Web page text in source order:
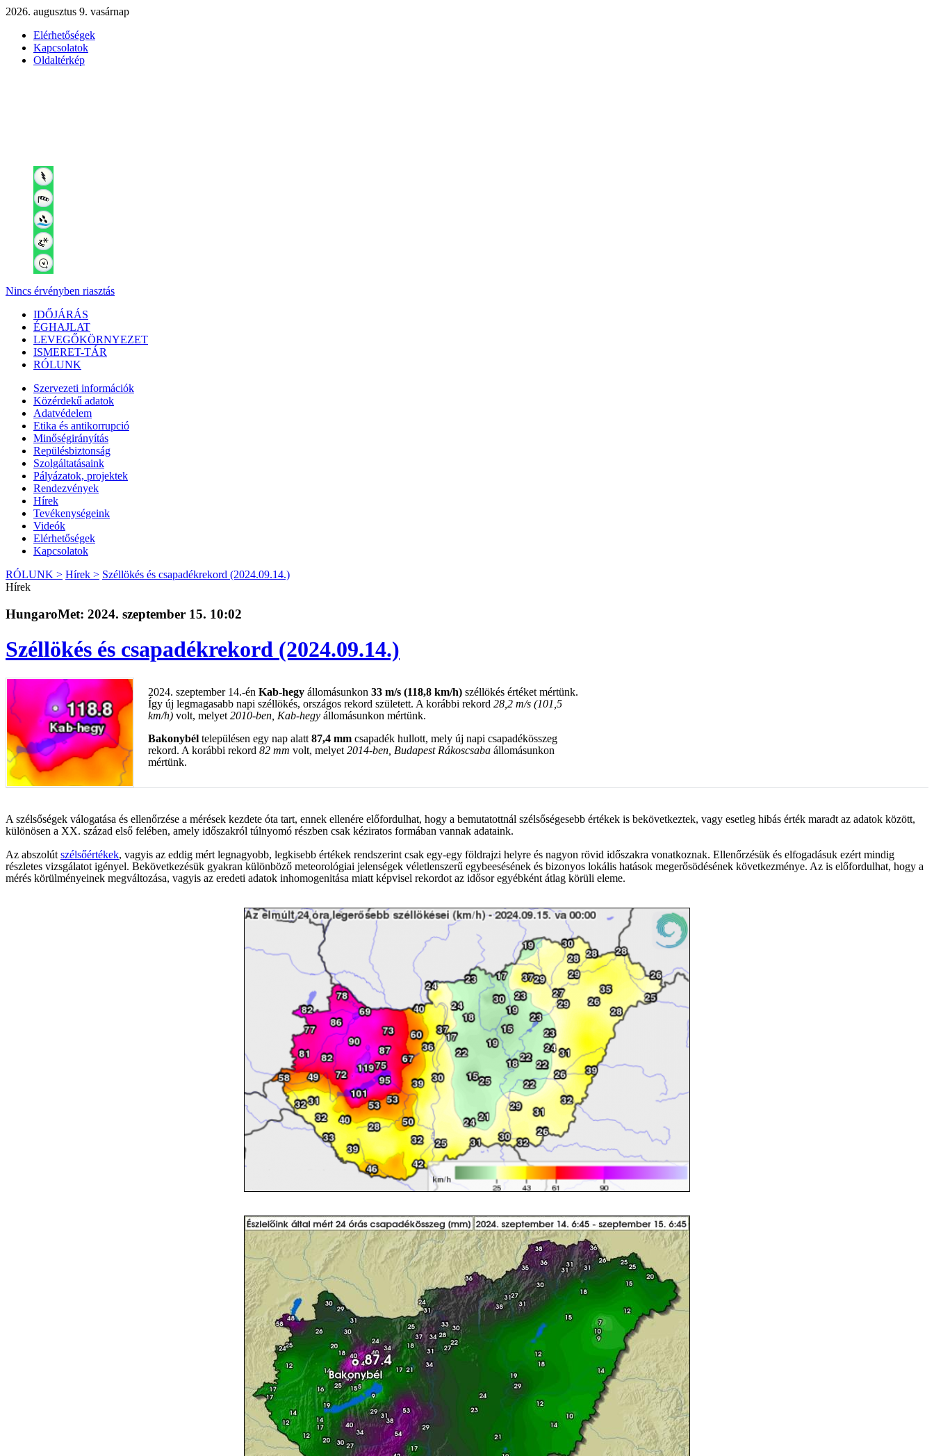
2026. augusztus 9. vasárnap
Elérhetőségek
Kapcsolatok
Oldaltérkép
Nincs érvényben riasztás
IDŐJÁRÁS
ÉGHAJLAT
LEVEGŐKÖRNYEZET
ISMERET-TÁR
RÓLUNK
Szervezeti információk
Közérdekű adatok
Adatvédelem
Etika és antikorrupció
Minőségirányítás
Repülésbiztonság
Szolgáltatásaink
Pályázatok, projektek
Rendezvények
Hírek
Tevékenységeink
Videók
Elérhetőségek
Kapcsolatok
RÓLUNK > Hírek > Széllökés és csapadékrekord (2024.09.14.)
Hírek
HungaroMet: 2024. szeptember 15. 10:02
Széllökés és csapadékrekord (2024.09.14.)
2024. szeptember 14.-én Kab-hegy állomásunkon 33 m/s (118,8 km/h) széllökés értéket mértünk.
Így új legmagasabb napi széllökés, országos rekord született. A korábbi rekord 28,2 m/s (101,5
km/h) volt, melyet 2010-ben, Kab-hegy állomásunkon mértünk.
Bakonybél településen egy nap alatt 87,4 mm csapadék hullott, mely új napi csapadékösszeg
rekord. A korábbi rekord 82 mm volt, melyet 2014-ben, Budapest Rákoscsaba állomásunkon
mértünk.
A szélsőségek válogatása és ellenőrzése a mérések kezdete óta tart, ennek ellenére előfordulhat, hogy a bemutatottnál szélsőségesebb értékek is bekövetkeztek, vagy esetleg hibás érték maradt az adatok között,
különösen a XX. század első felében, amely időszakról túlnyomó részben csak kéziratos formában vannak adataink.
Az abszolút szélsőértékek, vagyis az eddig mért legnagyobb, legkisebb értékek rendszerint csak egy-egy földrajzi helyre és nagyon rövid időszakra vonatkoznak. Ellenőrzésük és elfogadásuk ezért mindig
részletes vizsgálatot igényel. Bekövetkezésük gyakran különböző meteorológiai jelenségek véletlenszerű egybeesésének és bizonyos lokális hatások megerősödésének következménye. Az is előfordulhat, hogy a
mérés körülményeinek megváltozása, vagyis az eredeti adatok inhomogenitása miatt képvisel rekordot az idősor egyébként átlag körüli eleme.